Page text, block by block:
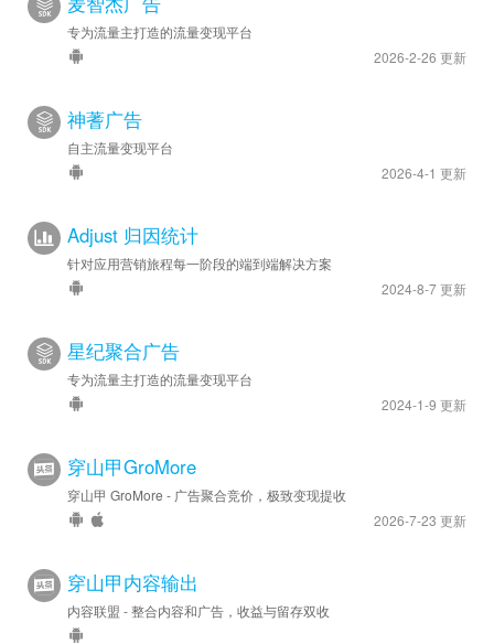
专为流量主打造的流量变现平台
2026-2-26 更新
神蓍广告
自主流量变现平台
2026-4-1 更新
Adjust 归因统计
针对应用营销旅程每一阶段的端到端解决方案
2024-8-7 更新
星纪聚合广告
专为流量主打造的流量变现平台
2024-1-9 更新
穿山甲GroMore
穿山甲 GroMore - 广告聚合竞价，极致变现提收
2026-7-23 更新
穿山甲内容输出
内容联盟 - 整合内容和广告，收益与留存双收